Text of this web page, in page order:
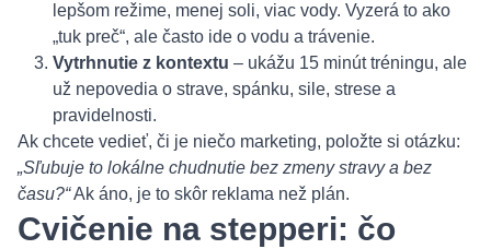
lepšom režime, menej soli, viac vody. Vyzerá to ako
„tuk preč“, ale často ide o vodu a trávenie.
Vytrhnutie z kontextu – ukážu 15 minút tréningu, ale
už nepovedia o strave, spánku, sile, strese a
pravidelnosti.
Ak chcete vedieť, či je niečo marketing, položte si otázku:
„Sľubuje to lokálne chudnutie bez zmeny stravy a bez
času?“Ak áno, je to skôr reklama než plán.
Cvičenie na stepperi: čo